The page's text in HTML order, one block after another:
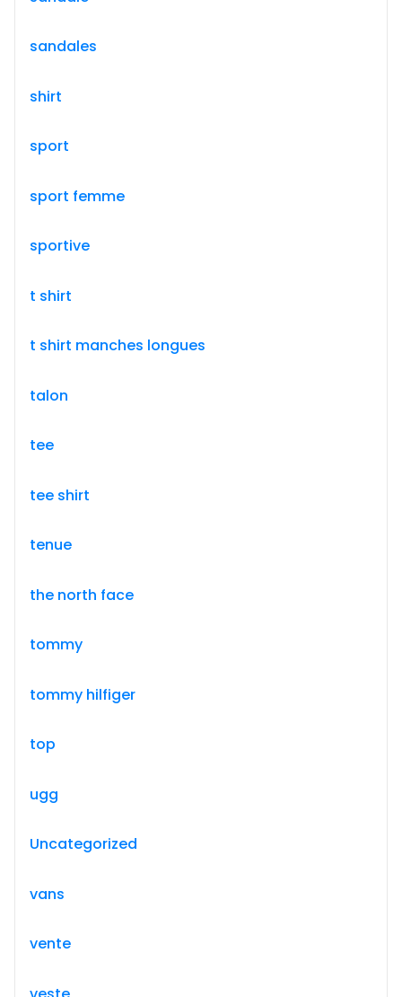
sandales
shirt
sport
sport femme
sportive
t shirt
t shirt manches longues
talon
tee
tee shirt
tenue
the north face
tommy
tommy hilfiger
top
ugg
Uncategorized
vans
vente